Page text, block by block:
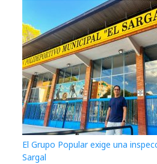
El Grupo Popular exige una
Sargal